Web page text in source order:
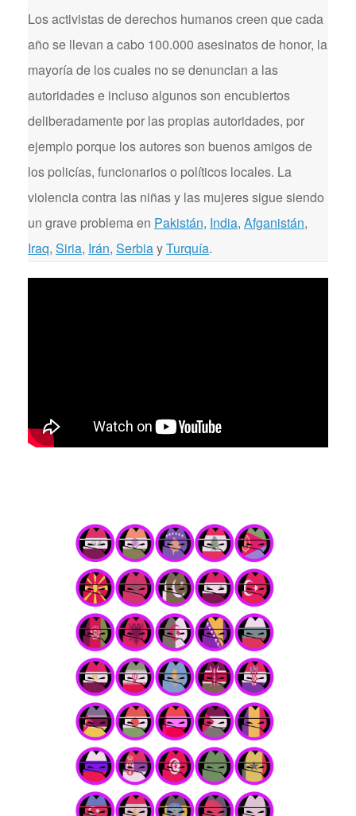
Los activistas de derechos humanos creen que cada
año se llevan a cabo 100.000 asesinatos de honor, la
mayoría de los cuales no se denuncian a las
autoridades e incluso algunos son encubiertos
deliberadamente por las propias autoridades, por
ejemplo porque los autores son buenos amigos de
los policías, funcionarios o políticos locales. La
violencia contra las niñas y las mujeres sigue siendo
un grave problema en Pakistán, India, Afganistán,
Iraq, Siria, Irán, SerbiayTurquía.